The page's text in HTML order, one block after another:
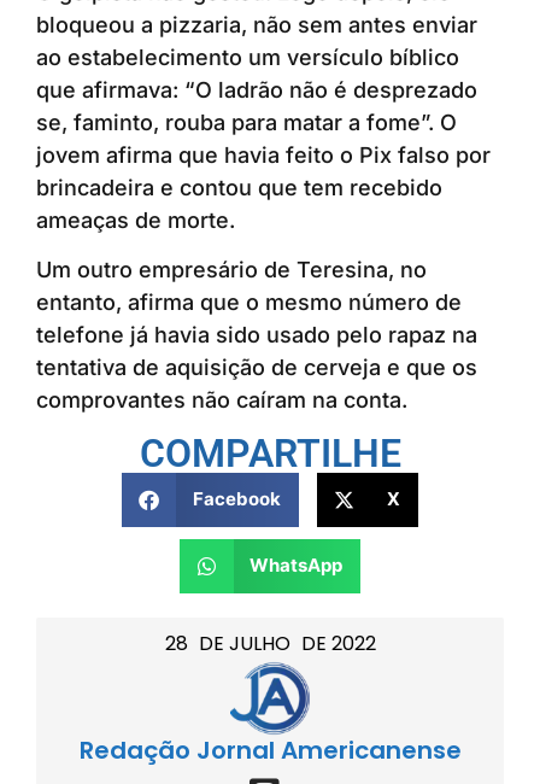
28 DE JULHO DE 2022
Redação Jornal Americanense
bloqueou a pizzaria, não sem antes enviar
ao estabelecimento um versículo bíblico
que afirmava: “O ladrão não é desprezado
se, faminto, rouba para matar a fome”. O
jovem afirma que havia feito o Pix falso por
brincadeira e contou que tem recebido
ameaças de morte.
Um outro empresário de Teresina, no
entanto, afirma que o mesmo número de
telefone já havia sido usado pelo rapaz na
tentativa de aquisição de cerveja e que os
comprovantes não caíram na conta.
COMPARTILHE
Facebook X
WhatsApp